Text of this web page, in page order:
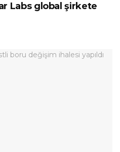
Labs global şirkete